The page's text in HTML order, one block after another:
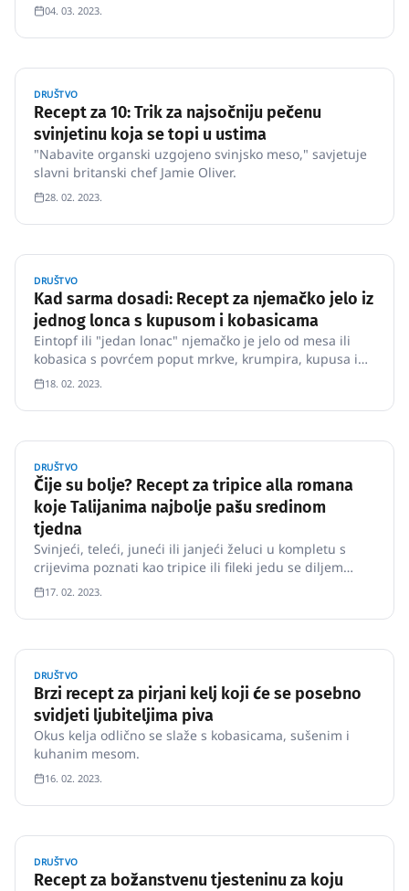
04. 03. 2023.
DRUŠTVO
Recept za 10: Trik za najsočniju pečenu
svinjetinu koja se topi u ustima
"Nabavite organski uzgojeno svinjsko meso," savjetuje
slavni britanski chef Jamie Oliver.
28. 02. 2023.
DRUŠTVO
Kad sarma dosadi: Recept za njemačko jelo iz
jednog lonca s kupusom i kobasicama
Eintopf ili "jedan lonac" njemačko je jelo od mesa ili
kobasica s povrćem poput mrkve, krumpira, kupusa i
luka koje se pirja u juhi ili uz dodatak vode.
18. 02. 2023.
DRUŠTVO
Čije su bolje? Recept za tripice alla romana
koje Talijanima najbolje pašu sredinom
tjedna
Svinjeći, teleći, juneći ili janjeći želuci u kompletu s
crijevima poznati kao tripice ili fileki jedu se diljem
Mediterana, a u Italiji (baš kao i kod nas) svaka kuća
ljubitelja tih iznutrica ima svoj recept.
17. 02. 2023.
DRUŠTVO
Brzi recept za pirjani kelj koji će se posebno
svidjeti ljubiteljima piva
Okus kelja odlično se slaže s kobasicama, sušenim i
kuhanim mesom.
16. 02. 2023.
DRUŠTVO
Recept za božanstvenu tjesteninu za koju